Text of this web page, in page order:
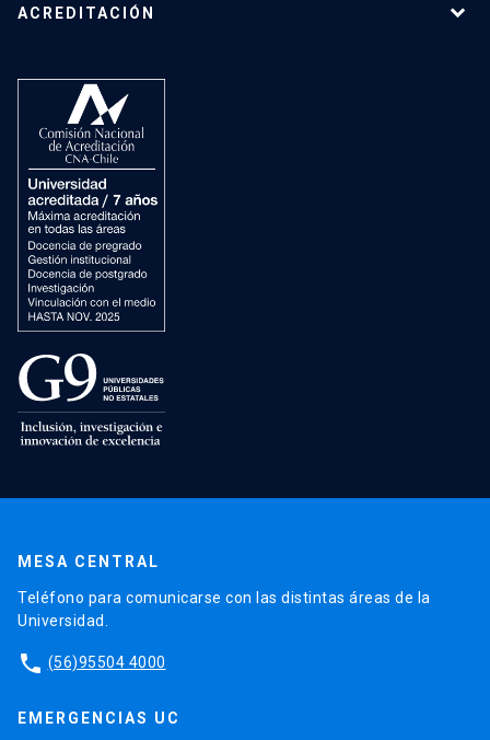
ACREDITACIÓN
MESA CENTRAL
Teléfono para comunicarse con las distintas áreas de la
Universidad.
phone (56)95504 4000
EMERGENCIAS UC